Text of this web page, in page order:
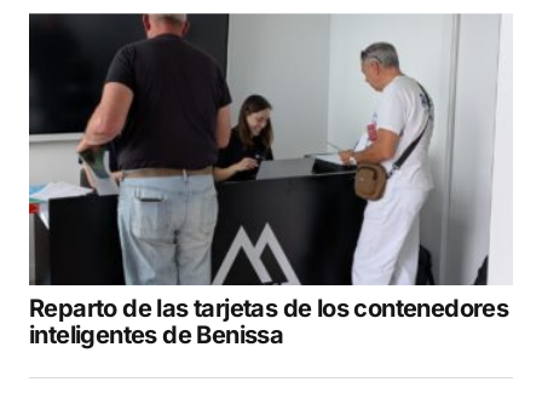
Reparto de las tarjetas de los contenedores
inteligentes de Benissa